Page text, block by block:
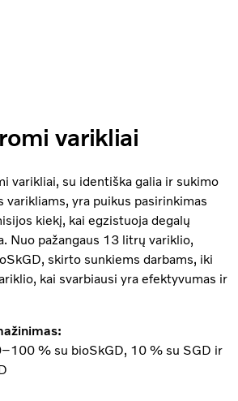
varikliai
varikliai, su identiška galia ir sukimo
varikliams, yra puikus pasirinkimas
kiekį, kai egzistuoja degalų
Nuo pažangaus 13 litrų variklio,
skirto sunkiems darbams, iki
kai svarbiausi yra efektyvumas ir
% su bioSkGD, 10 % su SGD ir